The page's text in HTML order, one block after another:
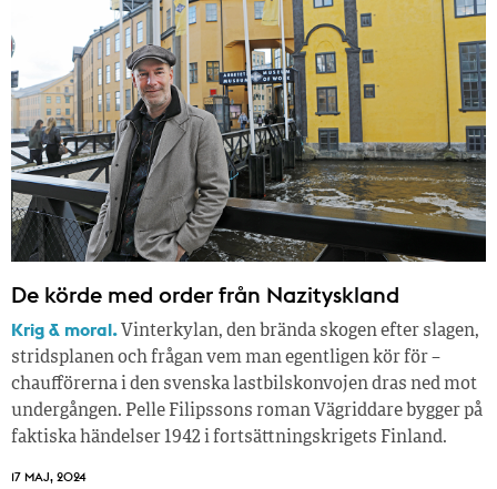
De körde med order från Nazityskland
Krig & moral. Vinterkylan, den brända skogen efter slagen,
stridsplanen och frågan vem man egentligen kör för –
chaufförerna i den svenska lastbilskonvojen dras ned mot
undergången. Pelle Filipssons roman Vägriddare bygger på
faktiska händelser 1942 i fortsättningskrigets Finland.
17 MAJ, 2024